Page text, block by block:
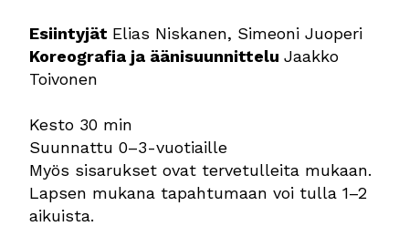
Esiintyjät Elias Niskanen, Simeoni Juoperi
Koreografia ja äänisuunnittelu Jaakko
Toivonen
Kesto 30 min
Suunnattu 0–3-vuotiaille
Myös sisarukset ovat tervetulleita mukaan.
Lapsen mukana tapahtumaan voi tulla 1–2
aikuista.